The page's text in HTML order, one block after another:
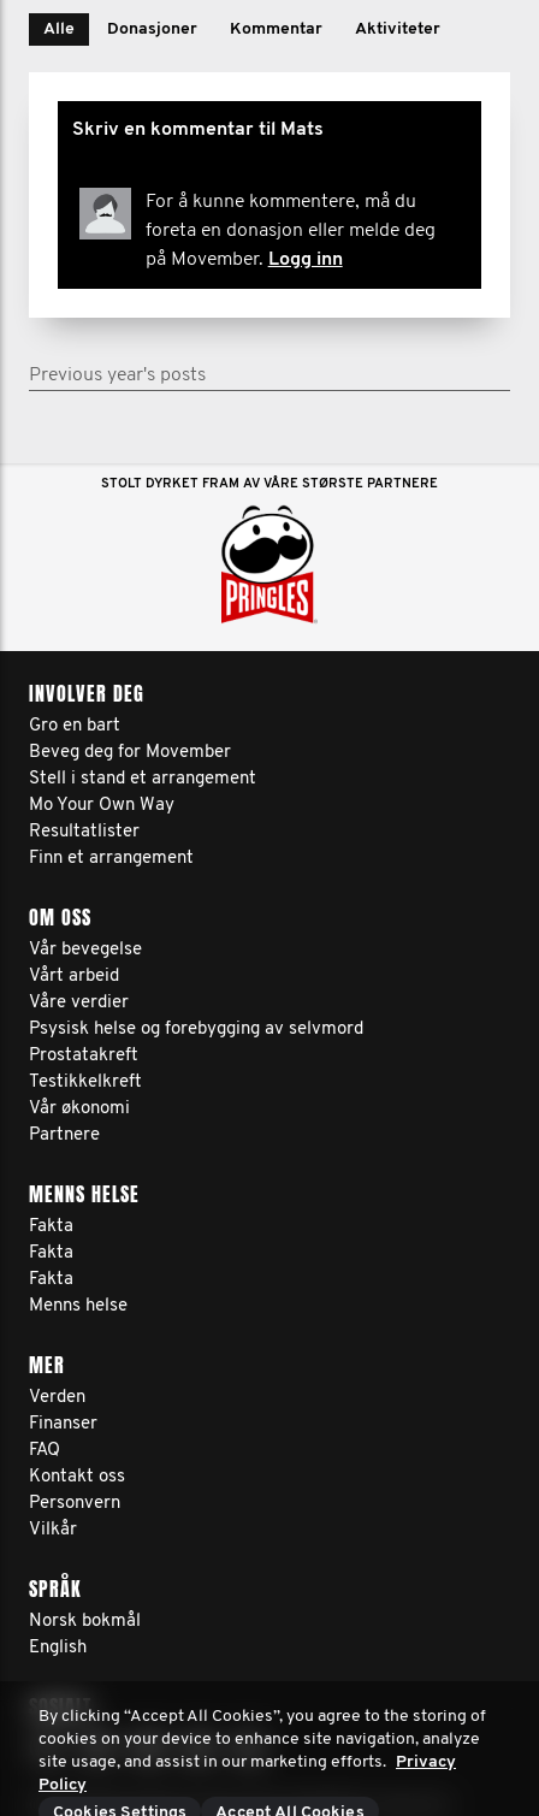
Alle Donasjoner Kommentar Aktiviteter
Skriv en kommentar til Mats
For å kunne kommentere, må du
foreta en donasjon eller melde deg
på Movember. Logg inn
Previous year's posts
STOLT DYRKET FRAM AV VÅRE STØRSTE PARTNERE
INVOLVER DEG
Gro en bart
Beveg deg for Movember
Stell i stand et arrangement
Mo Your Own Way
Resultatlister
Finn et arrangement
OM OSS
Vår bevegelse
Vårt arbeid
Våre verdier
Psysisk helse og forebygging av selvmord
Prostatakreft
Testikkelkreft
Vår økonomi
Partnere
MENNS HELSE
Fakta
Fakta
Fakta
Menns helse
MER
Verden
Finanser
FAQ
Kontakt oss
Personvern
Vilkår
SPRÅK
Norsk bokmål
English
SOSIALT
© 2026 Movember Europe. Alle rettigheter reservert
By clicking “Accept All Cookies”, you agree to the storing of
cookies on your device to enhance site navigation, analyze
site usage, and assist in our marketing efforts. Privacy
Policy